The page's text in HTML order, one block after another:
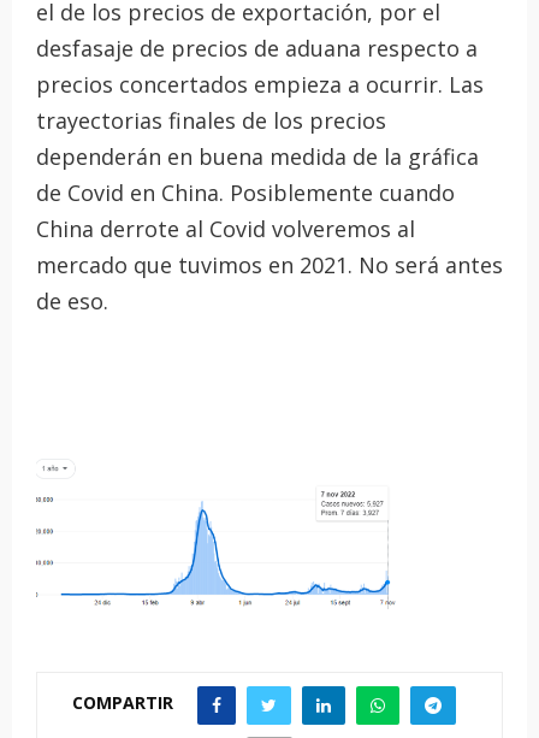
el de los precios de exportación, por el
desfasaje de precios de aduana respecto a
precios concertados empieza a ocurrir. Las
trayectorias finales de los precios
dependerán en buena medida de la gráfica
de Covid en China. Posiblemente cuando
China derrote al Covid volveremos al
mercado que tuvimos en 2021. No será antes
de eso.
COMPARTIR